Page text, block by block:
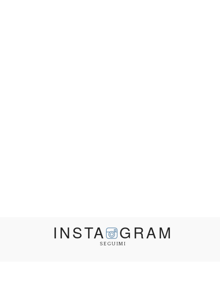
INSTA GRAM
SEGUIMI